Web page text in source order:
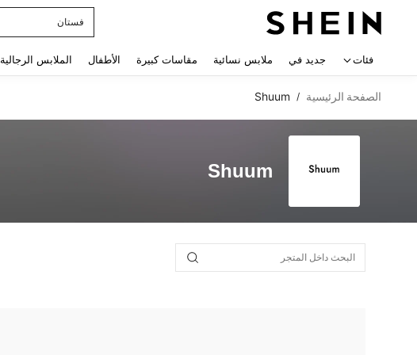
فستان
فئات جديد في ملابس نسائية مقاسات كبيرة الأطفال الملابس الرجالية
الصفحة الرئيسية /
Shuum
Shuum